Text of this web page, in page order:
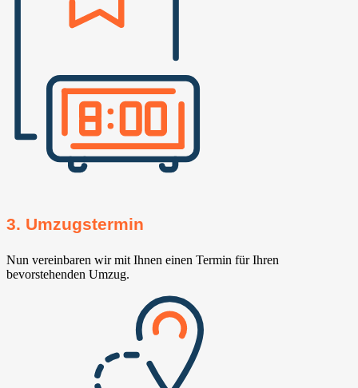
3. Umzugstermin
Nun vereinbaren wir mit Ihnen einen Termin für Ihren
bevorstehenden Umzug.